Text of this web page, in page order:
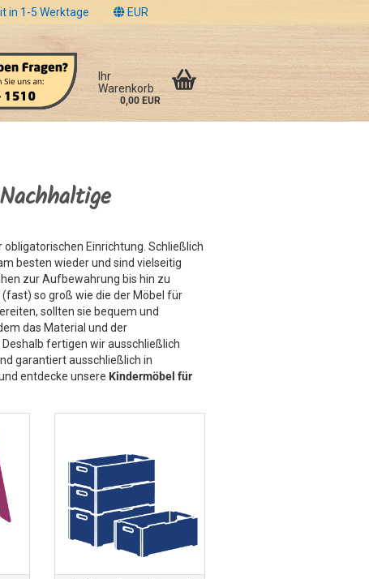
in 1-5 Werktage
EUR
Ihr
Warenkorb
0,00 EUR
Einrichtung. Schließlich
besten wieder und sind vielseitig
zur Aufbewahrung bis hin zu
(fast) so groß wie die der Möbel für
sollten sie bequem und
das Material und der
fertigen wir ausschließlich
garantiert ausschließlich in
entdecke unsere Kindermöbel für